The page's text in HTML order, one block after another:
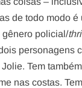
de todo modo
gênero policial/
personagens
Tem
nas costas.